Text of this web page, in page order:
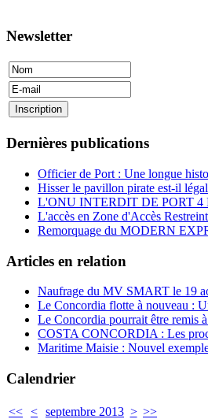
Newsletter
Dernières publications
Officier de Port : Une longue
Hisser le pavillon pirate est-il
L'ONU INTERDIT DE PORT 4
L'accès en Zone d'Accès
Remorquage du MODERN
Articles en relation
Naufrage du MV SMART le 19
Le Concordia flotte à nouveau :
Le Concordia pourrait être remis
COSTA CONCORDIA : Les
Maritime Maisie : Nouvel
Calendrier
<< < septembre 2013 > >>